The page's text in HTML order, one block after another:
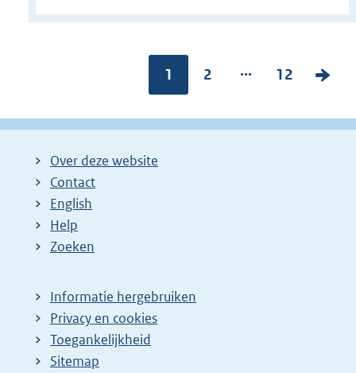
Pagina:
1
P
g
2 ...
P
g
12
V
l
Over deze website
Contact
English
Help
Zoeken
Informatie hergebruiken
Privacy en cookies
Toegankelijkheid
Sitemap